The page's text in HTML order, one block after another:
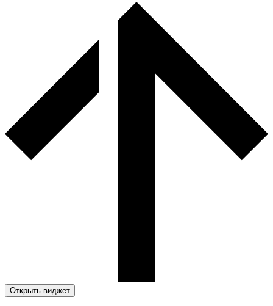
Открыть виджет